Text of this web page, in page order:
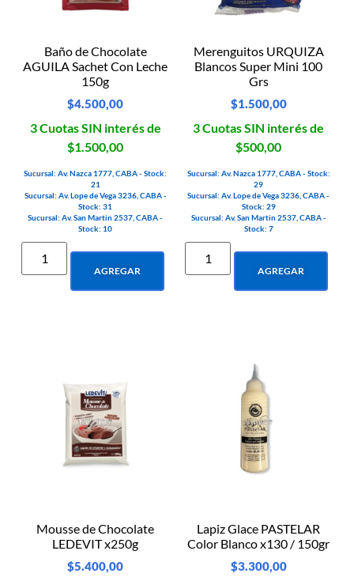
Baño de Chocolate
AGUILA Sachet Con Leche
150g
$4.500,00
3 Cuotas SIN interés de
$1.500,00
Sucursal: Av. Nazca 1777, CABA - Stock:
21
Sucursal: Av. Lope de Vega 3236, CABA -
Stock: 31
Sucursal: Av. San Martin 2537, CABA -
Stock: 10
AGREGAR
Merenguitos URQUIZA
Blancos Super Mini 100
Grs
$1.500,00
3 Cuotas SIN interés de
$500,00
Sucursal: Av. Nazca 1777, CABA - Stock:
29
Sucursal: Av. Lope de Vega 3236, CABA -
Stock: 29
Sucursal: Av. San Martin 2537, CABA -
Stock: 7
AGREGAR
Mousse de Chocolate
LEDEVIT x250g
$5.400,00
Lapiz Glace PASTELAR
Color Blanco x130 / 150gr
$3.300,00